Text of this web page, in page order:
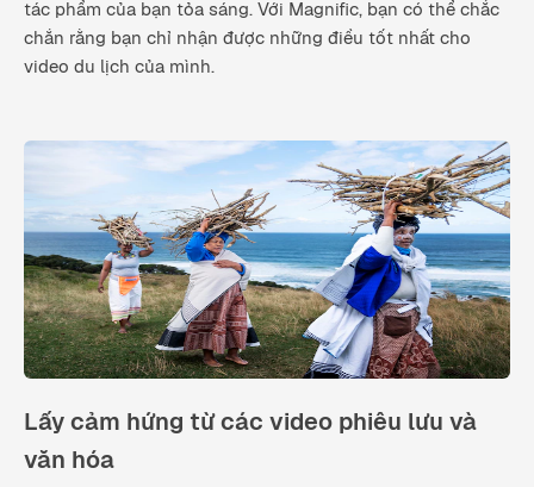
tác phẩm của bạn tỏa sáng. Với Magnific, bạn có thể chắc
chắn rằng bạn chỉ nhận được những điều tốt nhất cho
video du lịch của mình.
Lấy cảm hứng từ các video phiêu lưu và
văn hóa